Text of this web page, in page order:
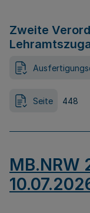
Zweite
Seite 448
MB.NRW